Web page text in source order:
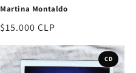
Martina Montaldo
Precio
$15.000 CLP
CD